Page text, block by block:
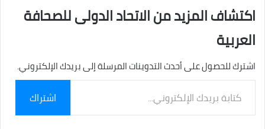
اكتشاف المزيد من الاتحاد الدولى للصحافة
العربية
اشترك للحصول على أحدث التدوينات المرسلة إلى بريدك الإلكتروني.
بريدك
الإلكتروني...
اشتراك